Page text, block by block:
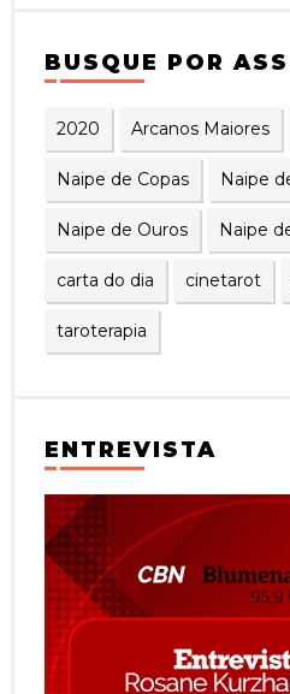
BUSQUE POR
2020 Arcanos Maiores
Naipe de Copas Naipe
Naipe de Ouros Naipe
carta do dia cinetarot
taroterapia
ENTREVISTA